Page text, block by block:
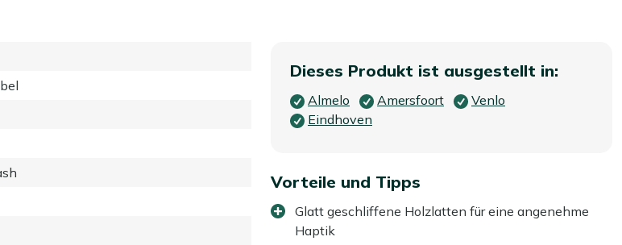
Dieses Produkt ist ausgestellt in:
Almelo Amersfoort
Venlo
Eindhoven
Vorteile und Tipps
Glatt geschliffene Holzlatten für eine angenehme
Haptik